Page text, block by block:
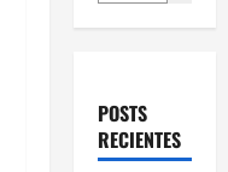
POSTS
RECIENTES